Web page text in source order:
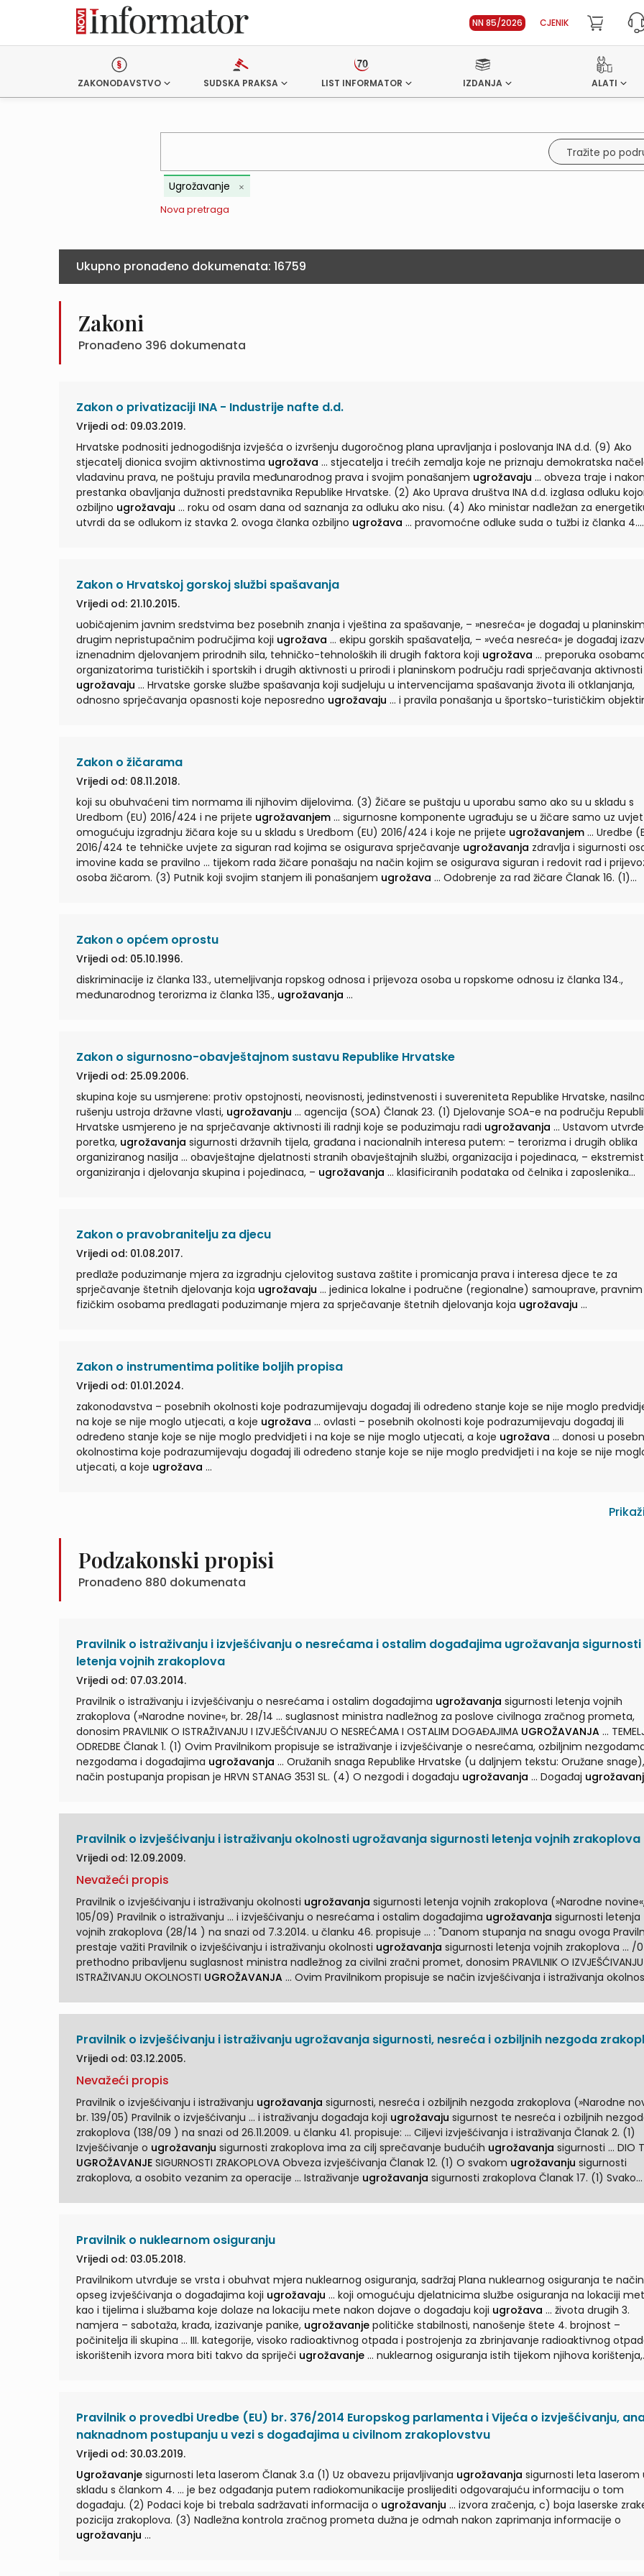
NN 85/2026 CJENIK
ZAKONODAVSTVO SUDSKA PRAKSA LIST INFORMATOR IZDANJA ALATI
Ugrožavanje
Tražite po
Nova pretraga
Ukupno pronađeno dokumenata: 16759
Zakoni
Pronađeno 396 dokumenata
Zakon o privatizaciji INA - Industrije nafte d.d.
Vrijedi od: 09.03.2019.
Hrvatske podnositi jednogodišnja izvješća o izvršenju dugoročnog plana upravljanja i poslovanja INA d.d. (9) Ako
stjecatelj dionica svojim aktivnostima ugrožava ... stjecatelja i trećih zemalja koje ne priznaju demokratska načela niti
vladavinu prava, ne poštuju pravila međunarodnog prava i svojim ponašanjem ugrožavaju ... obveza traje i nakon
prestanka obavljanja dužnosti predstavnika Republike Hrvatske. (2) Ako Uprava društva INA d.d. izglasa odluku
ozbiljno ugrožavaju ... roku od osam dana od saznanja za odluku ako nisu. (4) Ako ministar nadležan za energetiku
utvrdi da se odlukom iz stavka 2. ovoga članka ozbiljno ugrožava ... pravomoćne odluke suda o tužbi iz članka 4.
Zakon o Hrvatskoj gorskoj službi spašavanja
Vrijedi od: 21.10.2015.
uobičajenim javnim sredstvima bez posebnih znanja i vještina za spašavanje, – »nesreća« je događaj u
drugim nepristupačnim područjima koji ugrožava ... ekipu gorskih spašavatelja, – »veća nesreća« je događaj izazvan
iznenadnim djelovanjem prirodnih sila, tehničko-tehnoloških ili drugih faktora koji ugrožava ... preporuka osobama i
organizatorima turističkih i sportskih i drugih aktivnosti u prirodi i planinskom području radi sprječavanja aktivnosti
ugrožavaju ... Hrvatske gorske službe spašavanja koji sudjeluju u intervencijama spašavanja života ili otklanjanja,
odnosno sprječavanja opasnosti koje neposredno ugrožavaju ... i pravila ponašanja u športsko-turističkim objektima i
Zakon o žičarama
Vrijedi od: 08.11.2018.
koji su obuhvaćeni tim normama ili njihovim dijelovima. (3) Žičare se puštaju u uporabu samo ako su u skladu s
Uredbom (EU) 2016/424 i ne prijete ugrožavanjem ... sigurnosne komponente ugrađuju se u žičare samo uz uvjet da
omogućuju izgradnju žičara koje su u skladu s Uredbom (EU) 2016/424 i koje ne prijete ugrožavanjem ... Uredbe (EU)
2016/424 te tehničke uvjete za siguran rad kojima se osigurava sprječavanje ugrožavanja zdravlja i sigurnosti
imovine kada se pravilno ... tijekom rada žičare ponašaju na način kojim se osigurava siguran i redovit rad i prijevoz
osoba žičarom. (3) Putnik koji svojim stanjem ili ponašanjem ugrožava ... Odobrenje za rad žičare Članak 16. (1)
Zakon o općem oprostu
Vrijedi od: 05.10.1996.
diskriminacije iz članka 133., utemeljivanja ropskog odnosa i prijevoza osoba u ropskome odnosu iz članka 134.,
međunarodnog terorizma iz članka 135., ugrožavanja ...
Zakon o sigurnosno-obavještajnom sustavu Republike Hrvatske
Vrijedi od: 25.09.2006.
skupina koje su usmjerene: protiv opstojnosti, neovisnosti, jedinstvenosti i suvereniteta Republike Hrvatske,
rušenju ustroja državne vlasti, ugrožavanju ... agencija (SOA) Članak 23. (1) Djelovanje SOA-e na području Republike
Hrvatske usmjereno je na sprječavanje aktivnosti ili radnji koje se poduzimaju radi ugrožavanja ... Ustavom utvrđenog
poretka, ugrožavanja sigurnosti državnih tijela, građana i nacionalnih interesa putem: – terorizma i drugih oblika
organiziranog nasilja ... obavještajne djelatnosti stranih obavještajnih službi, organizacija i pojedinaca, – ekstremističkog
organiziranja i djelovanja skupina i pojedinaca, – ugrožavanja ... klasificiranih podataka od čelnika i zaposlenika
Zakon o pravobranitelju za djecu
Vrijedi od: 01.08.2017.
predlaže poduzimanje mjera za izgradnju cjelovitog sustava zaštite i promicanja prava i interesa djece te za
sprječavanje štetnih djelovanja koja ugrožavaju ... jedinica lokalne i područne (regionalne) samouprave, pravnim i
fizičkim osobama predlagati poduzimanje mjera za sprječavanje štetnih djelovanja koja ugrožavaju ...
Zakon o instrumentima politike boljih propisa
Vrijedi od: 01.01.2024.
zakonodavstva – posebnih okolnosti koje podrazumijevaju događaj ili određeno stanje koje se nije moglo
na koje se nije moglo utjecati, a koje ugrožava ... ovlasti – posebnih okolnosti koje podrazumijevaju događaj ili
određeno stanje koje se nije moglo predvidjeti i na koje se nije moglo utjecati, a koje ugrožava ... donosi u posebnim
okolnostima koje podrazumijevaju događaj ili određeno stanje koje se nije moglo predvidjeti i na koje se nije
utjecati, a koje ugrožava ...
Podzakonski propisi
Pronađeno 880 dokumenata
Pravilnik o istraživanju i izvješćivanju o nesrećama i ostalim događajima ugrožavanja sigurnosti
letenja vojnih zrakoplova
Vrijedi od: 07.03.2014.
Pravilnik o istraživanju i izvješćivanju o nesrećama i ostalim događajima ugrožavanja sigurnosti letenja vojnih
zrakoplova (»Narodne novine«, br. 28/14 ... suglasnost ministra nadležnog za poslove civilnoga zračnog prometa,
donosim PRAVILNIK O ISTRAŽIVANJU I IZVJEŠĆIVANJU O NESREĆAMA I OSTALIM DOGAĐAJIMA UGROŽAVANJA ... TEMELJNE
ODREDBE Članak 1. (1) Ovim Pravilnikom propisuje se istraživanje i izvješćivanje o nesrećama, ozbiljnim
nezgodama i događajima ugrožavanja ... Oružanih snaga Republike Hrvatske (u daljnjem tekstu: Oružane snage),
način postupanja propisan je HRVN STANAG 3531 SL. (4) O nezgodi i događaju ugrožavanja ... Događaj
Pravilnik o izvješćivanju i istraživanju okolnosti ugrožavanja sigurnosti letenja vojnih zrakoplova
Vrijedi od: 12.09.2009.
Nevažeći propis
Pravilnik o izvješćivanju i istraživanju okolnosti ugrožavanja sigurnosti letenja vojnih zrakoplova (»Narodne
105/09) Pravilnik o istraživanju ... i izvješćivanju o nesrećama i ostalim događajima ugrožavanja sigurnosti letenja
vojnih zrakoplova (28/14 ) na snazi od 7.3.2014. u članku 46. propisuje ... : "Danom stupanja na snagu ovoga Pravilnika
prestaje važiti Pravilnik o izvješćivanju i istraživanju okolnosti ugrožavanja sigurnosti letenja vojnih zrakoplova ... /07), uz
prethodno pribavljenu suglasnost ministra nadležnog za civilni zračni promet, donosim PRAVILNIK O IZVJEŠĆIVANJU
ISTRAŽIVANJU OKOLNOSTI UGROŽAVANJA
... Ovim Pravilnikom propisuje se način izvješćivanja i istraživanja
Pravilnik o izvješćivanju i istraživanju ugrožavanja sigurnosti, nesreća i ozbiljnih nezgoda
Vrijedi od: 03.12.2005.
Nevažeći propis
Pravilnik o izvješćivanju i istraživanju ugrožavanja sigurnosti, nesreća i ozbiljnih nezgoda zrakoplova (»Narodne
br. 139/05) Pravilnik o izvješćivanju ... i istraživanju događaja koji ugrožavaju sigurnost te nesreća i ozbiljnih
zrakoplova (138/09 ) na snazi od 26.11.2009. u članku 41. propisuje: ... Ciljevi izvješćivanja i istraživanja Članak 2. (1)
Izvješćivanje o ugrožavanju sigurnosti zrakoplova ima za cilj sprečavanje budućih ugrožavanja
sigurnosti ...
UGROŽAVANJE SIGURNOSTI ZRAKOPLOVA Obveza izvješćivanja Članak 12. (1) O svakom ugrožavanju sigurnosti
zrakoplova, a osobito vezanim za operacije ... Istraživanje ugrožavanja sigurnosti zrakoplova Članak 17. (1) Svako
Pravilnik o nuklearnom osiguranju
Vrijedi od: 03.05.2018.
Pravilnikom utvrđuje se vrsta i obuhvat mjera nuklearnog osiguranja, sadržaj Plana nuklearnog osiguranja te
opseg izvješćivanja o događajima koji ugrožavaju ... koji omogućuju djelatnicima službe osiguranja na lokaciji mete
kao i tijelima i službama koje dolaze na lokaciju mete nakon dojave o događaju koji ugrožava ... života drugih 3.
namjera – sabotaža, krađa, izazivanje panike, ugrožavanje političke stabilnosti, nanošenje štete 4. brojnost –
počinitelja ili skupina ... III. kategorije, visoko radioaktivnog otpada i postrojenja za zbrinjavanje radioaktivnog otpada i
iskorištenih izvora mora biti takvo da spriječi ugrožavanje ... nuklearnog osiguranja istih tijekom njihova korištenja,
Pravilnik o provedbi Uredbe (EU) br. 376/2014 Europskog parlamenta i Vijeća o izvješćivanju,
naknadnom postupanju u vezi s događajima u civilnom zrakoplovstvu
Vrijedi od: 30.03.2019.
Ugrožavanje sigurnosti leta laserom Članak 3.a (1) Uz obavezu prijavljivanja ugrožavanja sigurnosti leta laserom
skladu s člankom 4. ... je bez odgađanja putem radiokomunikacije proslijediti odgovarajuću informaciju o tom
događaju. (2) Podaci koje bi trebala sadržavati informacija o ugrožavanju ... izvora zračenja, c) boja laserske zrake i d)
pozicija zrakoplova. (3) Nadležna kontrola zračnog prometa dužna je odmah nakon zaprimanja informacije o
ugrožavanju ...